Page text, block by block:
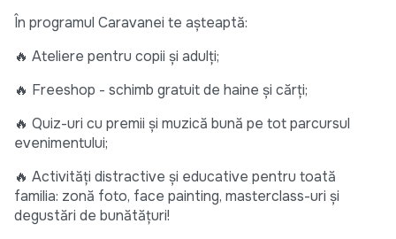
În programul Caravanei te așteaptă:
🔥 Ateliere pentru copii și adulți;
🔥 Freeshop - schimb gratuit de haine și cărți;
🔥 Quiz-uri cu premii și muzică bună pe tot parcursul
evenimentului;
🔥 Activități distractive și educative pentru toată
familia: zonă foto, face painting, masterclass-uri și
degustări de bunătățuri!